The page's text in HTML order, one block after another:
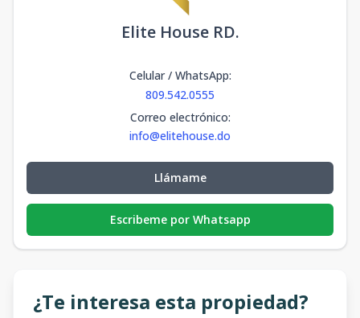
Elite House RD.
Celular / WhatsApp:
809.542.0555
Correo electrónico:
info@elitehouse.do
Llámame
Escribeme por Whatsapp
¿Te interesa esta propiedad?